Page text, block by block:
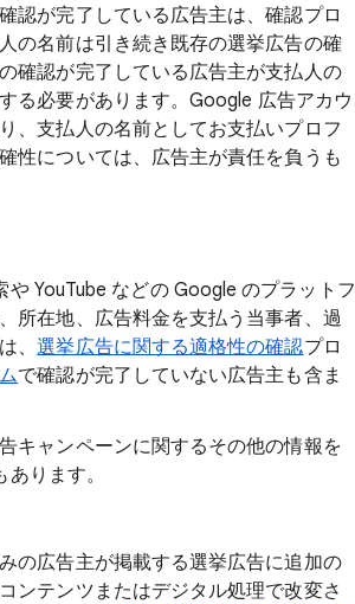
認が完了している広告主は、確認プロ
の名前は引き続き既存の選挙広告の確
確認が完了している広告主が支払人の
る必要があります。Google 広告アカウ
、支払人の名前としてお支払いプロフ
性については、広告主が責任を負うも
YouTube などの Google のプラットフ
所在地、広告料金を支払う当事者、過
、選挙広告に関する適格性の確認プロ
で確認が完了していない広告主も含ま
キャンペーンに関するその他の情報を
ります。
の広告主が掲載する選挙広告に追加の
ンテンツまたはデジタル処理で改変さ